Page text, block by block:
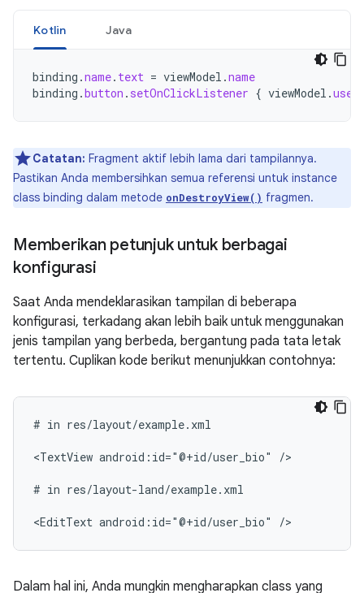
Kotlin Java
binding .name. text = viewModel .name
binding .button . setOnClickListener { viewModel .
Catatan: Fragment aktif lebih lama dari tampilannya.
Pastikan Anda membersihkan semua referensi untuk instance
class binding dalam metode onDestroyView() fragmen.
Memberikan petunjuk untuk berbagai
konfigurasi
Saat Anda mendeklarasikan tampilan di beberapa
konfigurasi, terkadang akan lebih baik untuk menggunakan
jenis tampilan yang berbeda, bergantung pada tata letak
tertentu. Cuplikan kode berikut menunjukkan contohnya:
# in res/layout/example.xml
<TextView android:id="@+id/user_bio" />
# in res/layout-land/example.xml
<EditText android:id="@+id/user_bio"
Dalam hal ini, Anda mungkin mengharapkan class yang